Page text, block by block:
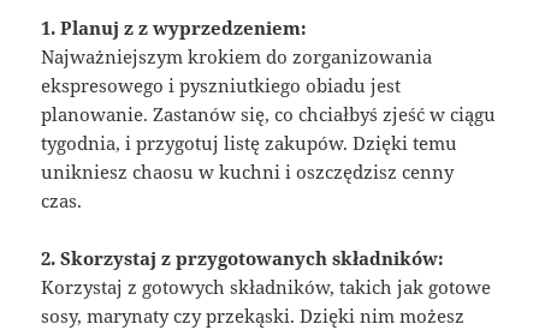
1. Planuj z z wyprzedzeniem:
Najważniejszym krokiem do zorganizowania
ekspresowego i pyszniutkiego obiadu jest
planowanie. Zastanów się, co chciałbyś zjeść w ciągu
tygodnia, i przygotuj listę zakupów. Dzięki temu
unikniesz chaosu w kuchni i oszczędzisz cenny
czas.
2. Skorzystaj z przygotowanych składników:
Korzystaj z gotowych składników, takich jak gotowe
sosy, marynaty czy przekąski. Dzięki nim możesz